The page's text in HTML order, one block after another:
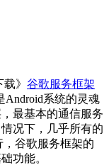
》 谷歌服务框架
Android系统的灵魂
最基本的通信服务
况下，几乎所有的
谷歌服务框架的
功能。